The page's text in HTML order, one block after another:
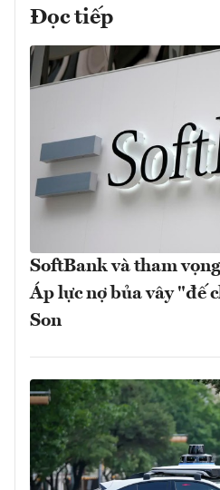
Đọc tiếp
SoftBank và tham
Áp lực nợ bủa vây "đế
Son